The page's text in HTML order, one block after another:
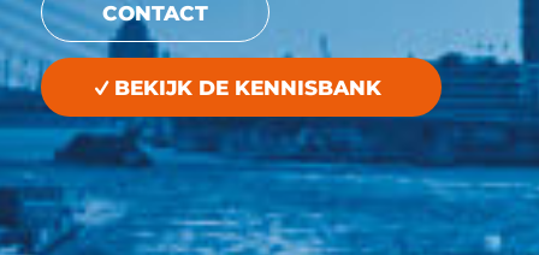
CONTACT
BEKIJK DE KENNISBANK